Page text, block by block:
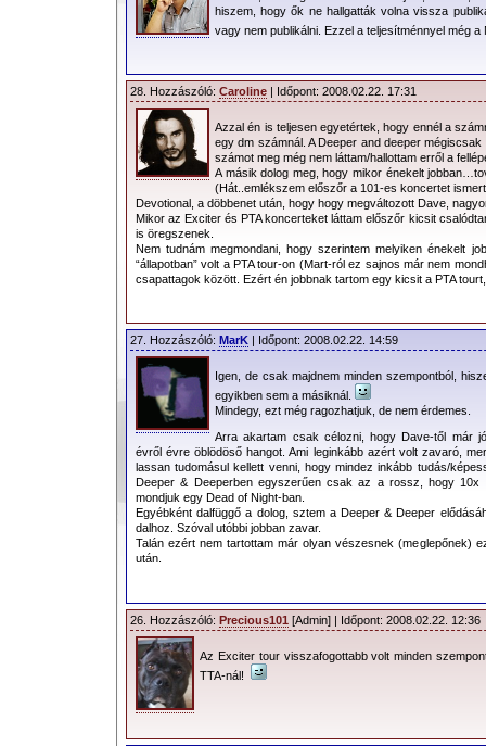
hiszem, hogy ők ne hallgatták volna vissza
vagy nem publikálni. Ezzel a teljesítménnyel még
28. Hozzászóló: Caroline | Időpont: 2008.02.22. 17:31
Azzal én is teljesen egyetértek, hogy ennél a
egy dm számnál. A Deeper and deeper
számot meg még nem láttam/hallottam erről a
A másik dolog meg, hogy mikor énekelt
(Hát..emlékszem előszőr a 101-es koncertet
Devotional, a döbbenet után, hogy hogy megváltozott Dave,
Mikor az Exciter és PTA koncerteket láttam előszőr kicsit
is öregszenek.
Nem tudnám megmondani, hogy szerintem melyiken énekelt
“állapotban” volt a PTA tour-on (Mart-ról ez sajnos már nem
csapattagok között. Ezért én jobbnak tartom egy kicsit a PTA
27. Hozzászóló: MarK | Időpont: 2008.02.22. 14:59
Igen, de csak majdnem minden szempontból,
egyikben sem a másiknál.
Mindegy, ezt még ragozhatjuk, de nem érdemes.
Arra akartam csak célozni, hogy Dave-től már
évről évre öblödöső hangot. Ami leginkább azért volt zavaró,
lassan tudomásul kellett venni, hogy mindez inkább tudás/
Deeper & Deeperben egyszerűen csak az a rossz, hogy 10x
mondjuk egy Dead of Night-ban.
Egyébként dalfüggő a dolog, sztem a Deeper & Deeper
dalhoz. Szóval utóbbi jobban zavar.
Talán ezért nem tartottam már olyan vészesnek (meglepőnek)
után.
26. Hozzászóló: Precious101 [Admin] | Időpont: 2008.02.22. 12:36
Az Exciter tour visszafogottabb volt minden
TTA-nál!